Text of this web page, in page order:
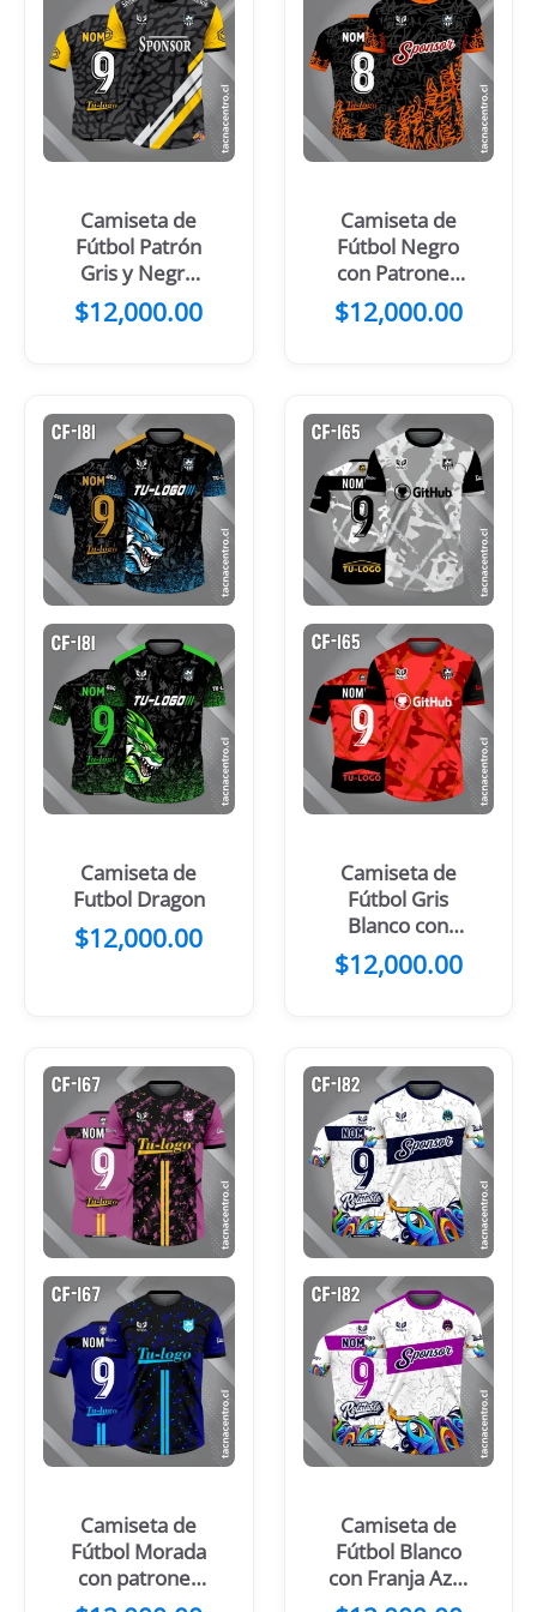
Camiseta de
Fútbol Patrón
Gris y Negro
Franjas Verdes
Blancas
$12,000.00
Camiseta de
Fútbol Negro
con Patrones
Turquesa y
Gris
$12,000.00
Camiseta de
Futbol Dragon
$12,000.00
Camiseta de
Fútbol Gris
Blanco con
Mangas Negras
$12,000.00
Camiseta de
Fútbol Morada
con patrones
de color negro
Camiseta de
Fútbol Blanco
con Franja Azul
noche Cruzada